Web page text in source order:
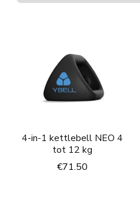
4-in-1 kettlebell NEO 4
tot 12 kg
€71.50